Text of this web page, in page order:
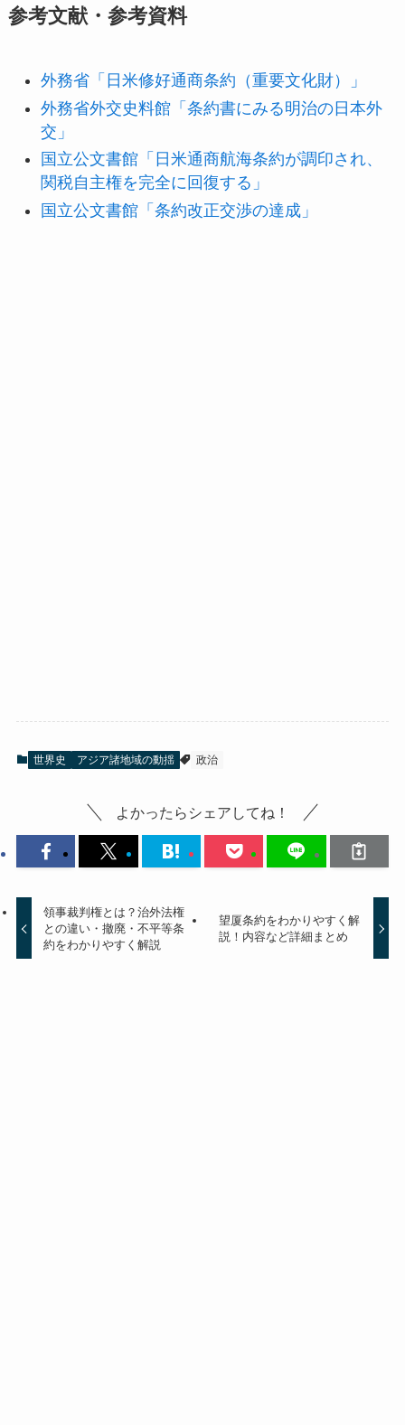
参考文献・参考資料
外務省「日米修好通商条約（重要文化財）」
外務省外交史料館「条約書にみる明治の日本外
交」
国立公文書館「日米通商航海条約が調印され、
関税自主権を完全に回復する」
国立公文書館「条約改正交渉の達成」
世界史 アジア諸地域の動揺 政治
よかったらシェアしてね！
領事裁判権とは？治外法権
との違い・撤廃・不平等条
約をわかりやすく解説
望厦条約をわかりやすく解
説！内容など詳細まとめ